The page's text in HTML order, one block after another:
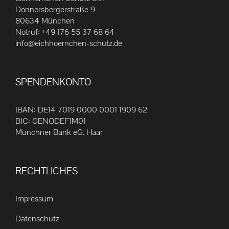
Die
können
auf
Produktseite
gewählt
Donnersbergerstraße 9
80634 München
Notruf: +49 176 55 37 68 64
info@eichhoernchen-schutz.de
SPENDENKONTO
IBAN: DE14 7019 0000 0001 1909 62
BIC: GENODEF1M01
Münchner Bank eG. Haar
RECHTLICHES
Impressum
Datenschutz